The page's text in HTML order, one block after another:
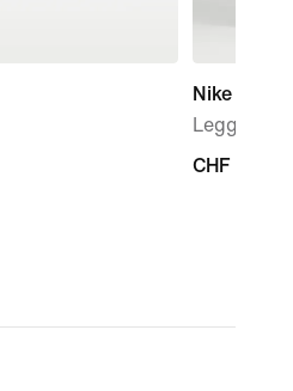
Nike One
Leggings
CHF
CHF 57.00